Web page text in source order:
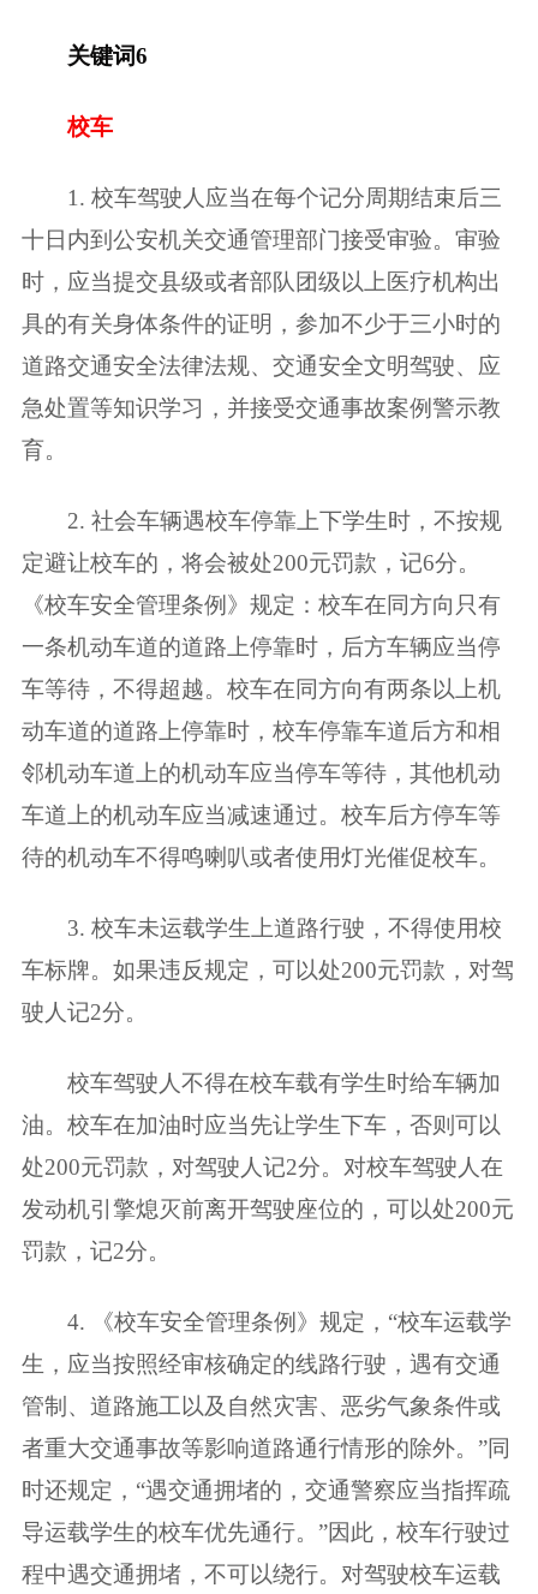
关键词6
校车
1. 校车驾驶人应当在每个记分周期结束后三
十日内到公安机关交通管理部门接受审验。审验
时，应当提交县级或者部队团级以上医疗机构出
具的有关身体条件的证明，参加不少于三小时的
道路交通安全法律法规、交通安全文明驾驶、应
急处置等知识学习，并接受交通事故案例警示教
育。
2. 社会车辆遇校车停靠上下学生时，不按规
定避让校车的，将会被处200元罚款，记6分。
《校车安全管理条例》规定：校车在同方向只有
一条机动车道的道路上停靠时，后方车辆应当停
车等待，不得超越。校车在同方向有两条以上机
动车道的道路上停靠时，校车停靠车道后方和相
邻机动车道上的机动车应当停车等待，其他机动
车道上的机动车应当减速通过。校车后方停车等
待的机动车不得鸣喇叭或者使用灯光催促校车。
3. 校车未运载学生上道路行驶，不得使用校
车标牌。如果违反规定，可以处200元罚款，对驾
驶人记2分。
校车驾驶人不得在校车载有学生时给车辆加
油。校车在加油时应当先让学生下车，否则可以
处200元罚款，对驾驶人记2分。对校车驾驶人在
发动机引擎熄灭前离开驾驶座位的，可以处200元
罚款，记2分。
4. 《校车安全管理条例》规定，“校车运载学
生，应当按照经审核确定的线路行驶，遇有交通
管制、道路施工以及自然灾害、恶劣气象条件或
者重大交通事故等影响道路通行情形的除外。”同
时还规定，“遇交通拥堵的，交通警察应当指挥疏
导运载学生的校车优先通行。”因此，校车行驶过
程中遇交通拥堵，不可以绕行。对驾驶校车运载